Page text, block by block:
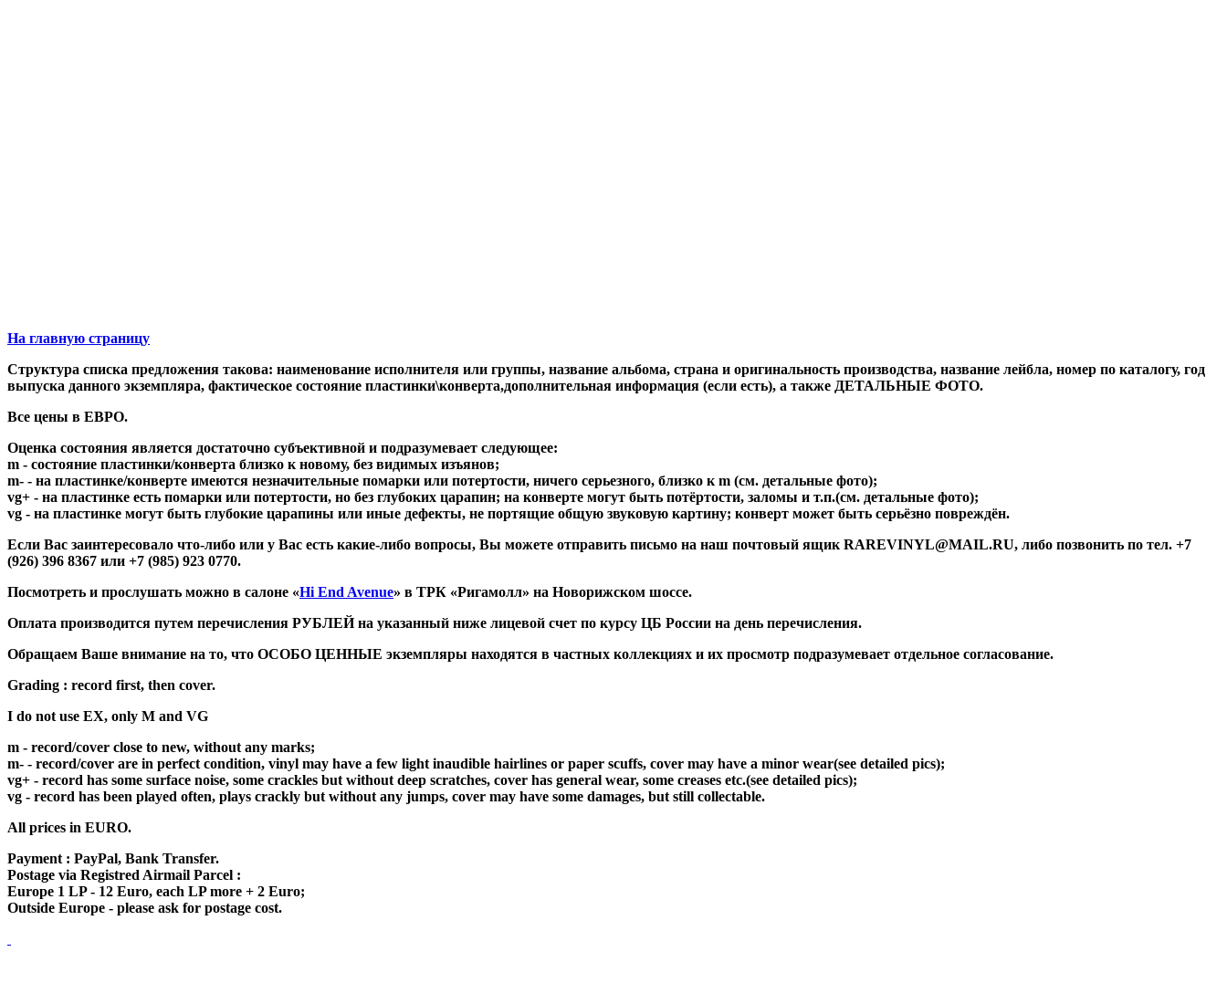
На главную страницу
Структура списка предложения такова: наименование исполнителя или группы, название альбома, страна и оригинальность производства, название лейбла, номер по каталогу, год
выпуска данного экземпляра, фактическое состояние пластинки\конверта,дополнительная информация (если есть), а также ДЕТАЛЬНЫЕ ФОТО.
Все цены в ЕВРО.
Оценка состояния является достаточно субъективной и подразумевает следующее:
m - состояние пластинки/конверта близко к новому, без видимых изъянов;
m- - на пластинке/конверте имеются незначительные помарки или потертости, ничего серьезного, близко к m (см. детальные фото);
vg+ - на пластинке есть помарки или потертости, но без глубоких царапин; на конверте могут быть потёртости, заломы и т.п.(см. детальные фото);
vg - на пластинке могут быть глубокие царапины или иные дефекты, не портящие общую звуковую картину; конверт может быть серьёзно повреждён.
Если Вас заинтересовало что-либо или у Вас есть какие-либо вопросы, Вы можете отправить письмо на наш почтовый ящик RAREVINYL@MAIL.RU, либо позвонить по тел. +7
(926) 396 8367 или +7 (985) 923 0770.
Посмотреть и прослушать можно в салоне «Hi End Avenue» в ТРК «Ригамолл» на Новорижском шоссе.
Оплата производится путем перечисления РУБЛЕЙ на указанный ниже лицевой счет по курсу ЦБ России на день перечисления.
Обращаем Ваше внимание на то, что ОСОБО ЦЕННЫЕ экземпляры находятся в частных коллекциях и их просмотр подразумевает отдельное согласование.
Grading : record first, then cover.
I do not use EX, only M and VG
m - record/cover close to new, without any marks;
m- - record/cover are in perfect condition, vinyl may have a few light inaudible hairlines or paper scuffs, cover may have a minor wear(see detailed pics);
vg+ - record has some surface noise, some crackles but without deep scratches, cover has general wear, some creases etc.(see detailed pics);
vg - record has been played often, plays crackly but without any jumps, cover may have some damages, but still collectable.
All prices in EURO.
Payment : PayPal, Bank Transfer.
Postage via Registred Airmail Parcel :
Europe 1 LP - 12 Euro, each LP more + 2 Euro;
Outside Europe - please ask for postage cost.